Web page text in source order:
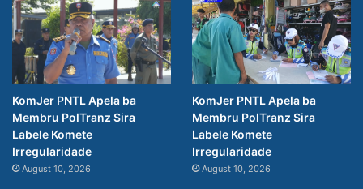
KomJer PNTL Apela ba
Membru PolTranz Sira
Labele Komete
Irregularidade
August 10, 2026
KomJer PNTL Apela ba
Membru PolTranz Sira
Labele Komete
Irregularidade
August 10, 2026